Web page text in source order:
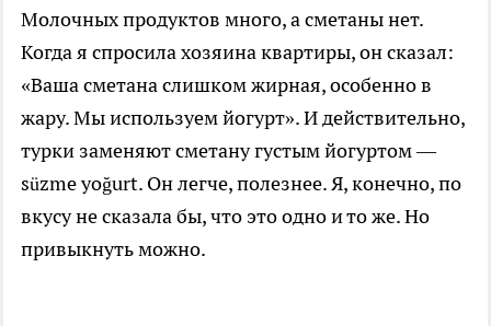
Молочных продуктов много, а сметаны нет.
Когда я спросила хозяина квартиры, он сказал:
«Ваша сметана слишком жирная, особенно в
жару. Мы используем йогурт». И действительно,
турки заменяют сметану густым йогуртом —
süzme yoğurt. Он легче, полезнее. Я, конечно, по
вкусу не сказала бы, что это одно и то же. Но
привыкнуть можно.